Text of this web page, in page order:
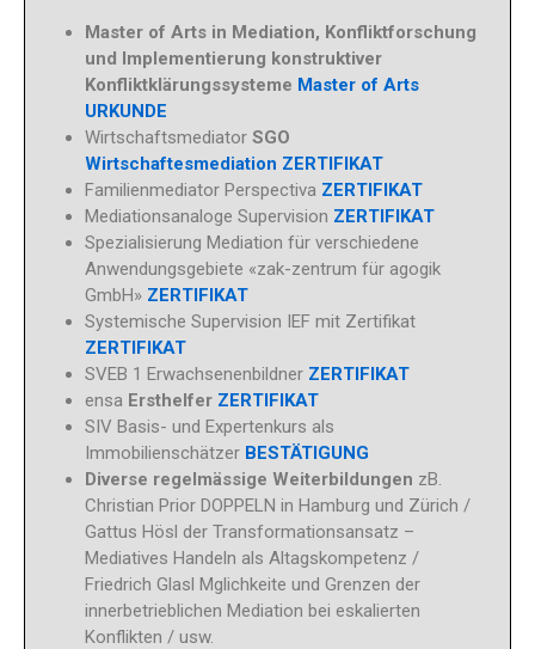
Master of Arts in Mediation, Konfliktforschung
und Implementierung konstruktiver
Konfliktklärungssysteme Master of Arts
URKUNDE
Wirtschaftsmediator SGO
Wirtschaftesmediation ZERTIFIKAT
Familienmediator Perspectiva ZERTIFIKAT
Mediationsanaloge Supervision ZERTIFIKAT
Spezialisierung Mediation für verschiedene
Anwendungsgebiete «zak-zentrum für agogik
GmbH» ZERTIFIKAT
Systemische Supervision IEF mit Zertifikat
ZERTIFIKAT
SVEB 1 Erwachsenenbildner ZERTIFIKAT
ensa Ersthelfer ZERTIFIKAT
SIV Basis- und Expertenkurs als
Immobilienschätzer BESTÄTIGUNG
Diverse regelmässige Weiterbildungen zB.
Christian Prior DOPPELN in Hamburg und Zürich /
Gattus Hösl der Transformationsansatz –
Mediatives Handeln als Altagskompetenz /
Friedrich Glasl Mglichkeite und Grenzen der
innerbetrieblichen Mediation bei eskalierten
Konflikten / usw.